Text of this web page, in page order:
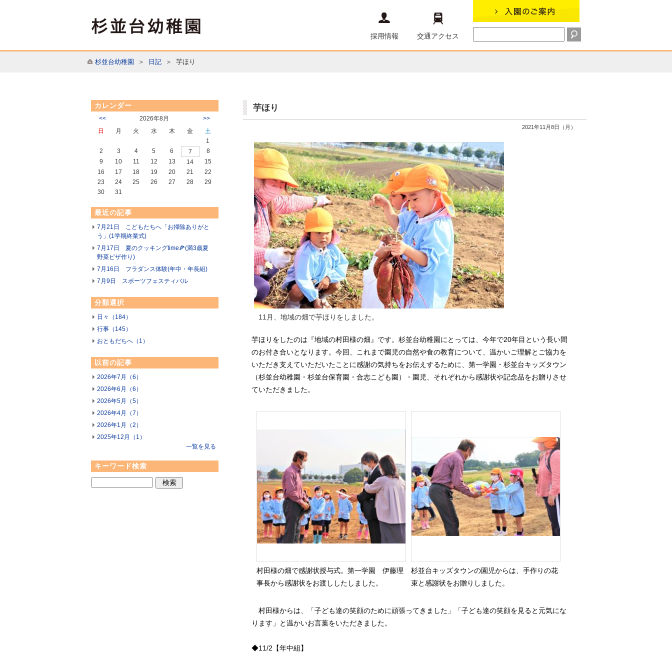
採用情報 交通アクセス
杉並台幼稚園 ＞ 日記＞ 芋ほり
カレンダー
<< 2026年8月 >>
日 月 火 水 木 金
土
1
2
3 4 5 6 7
8
9
10 11 12 13 14
15
16
17 18 19 20 21
22
23
24 25 26 27 28
29
30
31
最近の記事
7月21日 こどもたちへ「お掃除ありがと
う」(1学期終業式)
7月17日 夏のクッキングtime🍕(満3歳夏
野菜ピザ作り)
7月16日 フラダンス体験(年中・年長組)
7月9日 スポーツフェスティバル
分類選択
日々（184）
行事（145）
おともだちへ（1）
以前の記事
2026年7月（6）
2026年6月（6）
2026年5月（5）
2026年4月（7）
2026年1月（2）
2025年12月（1）
一覧を見る
キーワード検索
芋ほり
2021年11月8日（月）
11月、地域の畑で芋ほりをしました。
芋ほりをしたのは『地域の村田様の畑 』です。杉並台幼稚園にとっては、今年で20年目という長い間
のお付き合いとなります。今回、これまで園児の自然や食の教育について、温かいご理解とご協力を
いただき支えていただいたことに感謝の気持ちをお伝えするために、第一学園・杉並台キッズタウン
（杉並台幼稚園・杉並台保育園・合志こども園）・園児、それぞれから感謝状や記念品をお贈りさせ
ていただきました。
村田様の畑で感謝状授与式。第一学園 伊藤理
事長から感謝状をお渡ししたしました。
杉並台キッズタウンの園児からは、手作りの花
束と感謝状をお贈りしました。
村田様からは、「子ども達の笑顔のために頑張ってきました」「子ども達の笑顔を見ると元気にな
ります」と温かいお言葉をいただきました。
◆11/2【年中組】